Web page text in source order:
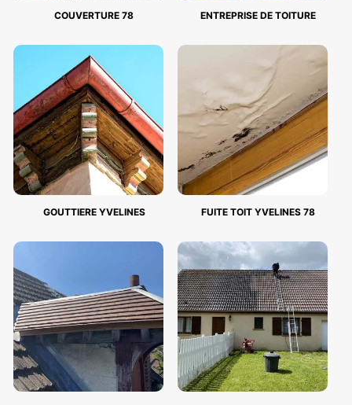
COUVERTURE 78 ENTREPRISE DE TOITURE
GOUTTIERE YVELINES FUITE TOIT YVELINES 78